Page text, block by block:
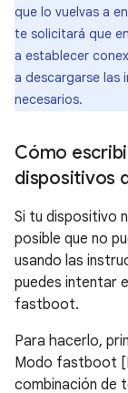
que lo vuelvas a
te solicitará que
a establecer
a descargarse las
necesarios.
Cómo
dispositivos
Si tu dispositivo
posible que no
usando las
puedes intentar
fastboot.
Para hacerlo,
Modo fastboot
combinación de